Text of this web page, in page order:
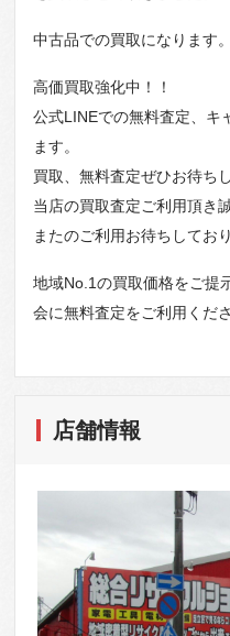
中古品での買取になります。
高価買取強化中！！
公式LINEでの無料査定、キ
ます。
買取、無料査定ぜひお待ち
当店の買取査定ご利用頂き
またのご利用お待ちしてお
地域No.1の買取価格をご提
会に無料査定をご利用くださ
店舗情報